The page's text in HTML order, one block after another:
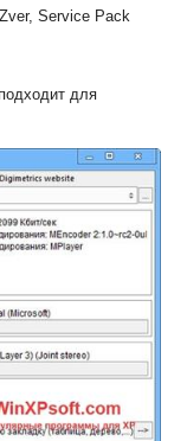
Service Pack
для